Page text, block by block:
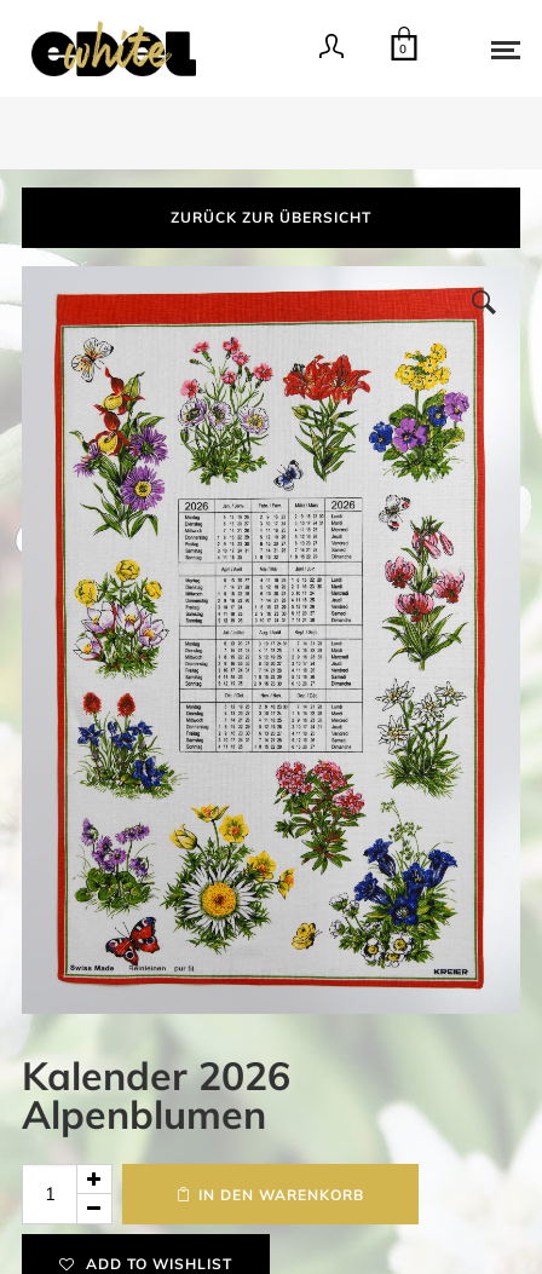
0
ZURÜCK ZUR ÜBERSICHT
Kalender 2026
Alpenblumen
Kalender
IN DEN WARENKORB
ADD TO WISHLIST